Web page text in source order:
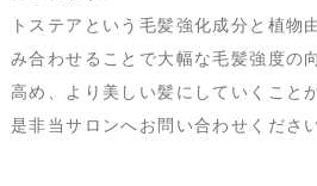
トステアという毛髪強化成分と植物
み合わせることで大幅な毛髪強度の
高め、より美しい髪にしていくこと
是非当サロンへお問い合わせくださ